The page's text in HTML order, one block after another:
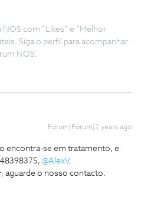
com “Likes” e “Melhor
Siga o perfil para acompanhar
NOS.
Forum|Forum|2 years ago
encontra-se em tratamento, e
@AlexV.
aguarde o nosso contacto.